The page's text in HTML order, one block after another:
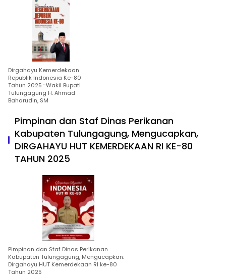
Dirgahayu Kemerdekaan
Republik Indonesia Ke-80
Tahun 2025 : Wakil Bupati
Tulungagung H. Ahmad
Baharudin, SM
Pimpinan dan Staf Dinas Perikanan
Kabupaten Tulungagung, Mengucapkan,
DIRGAHAYU HUT KEMERDEKAAN RI KE-80
TAHUN 2025
Pimpinan dan Staf Dinas Perikanan
Kabupaten Tulungagung, Mengucapkan:
Dirgahayu HUT Kemerdekaan RI ke-80
Tahun 2025